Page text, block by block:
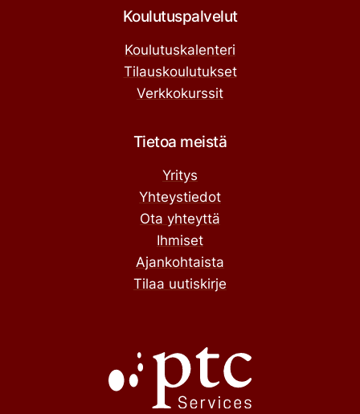
Koulutuspalvelut
Koulutuskalenteri
Tilauskoulutukset
Verkkokurssit
Tietoa meistä
Yritys
Yhteystiedot
Ota yhteyttä
Ihmiset
Ajankohtaista
Tilaa uutiskirje